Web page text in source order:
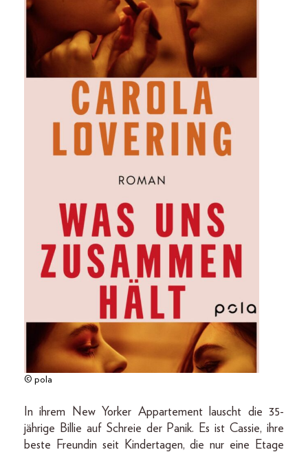
© pola
In ihrem New Yorker Appartement lauscht die 35-
jährige Billie auf Schreie der Panik. Es ist Cassie, ihre
beste Freundin seit Kindertagen, die nur eine Etage